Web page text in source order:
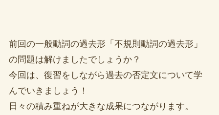
前回の一般動詞の過去形「不規則動詞の過去形」
の問題は解けましたでしょうか？
今回は、復習をしながら過去の否定文について学
んでいきましょう！
日々の積み重ねが大きな成果につながります。